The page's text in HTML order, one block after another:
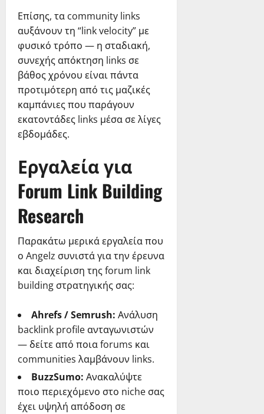
Επίσης, τα community links
αυξάνουν τη “link velocity” με
φυσικό τρόπο — η σταδιακή,
συνεχής απόκτηση links σε
βάθος χρόνου είναι πάντα
προτιμότερη από τις μαζικές
καμπάνιες που παράγουν
εκατοντάδες links μέσα σε λίγες
εβδομάδες.
Εργαλεία για
Forum Link Building
Research
Παρακάτω μερικά εργαλεία που
ο Angelz συνιστά για την έρευνα
και διαχείριση της forum link
building στρατηγικής σας:
Ahrefs / Semrush: Ανάλυση
backlink profile ανταγωνιστών
— δείτε από ποια forums και
communities λαμβάνουν links.
BuzzSumo: Ανακαλύψτε
ποιο περιεχόμενο στο niche σας
έχει υψηλή απόδοση σε